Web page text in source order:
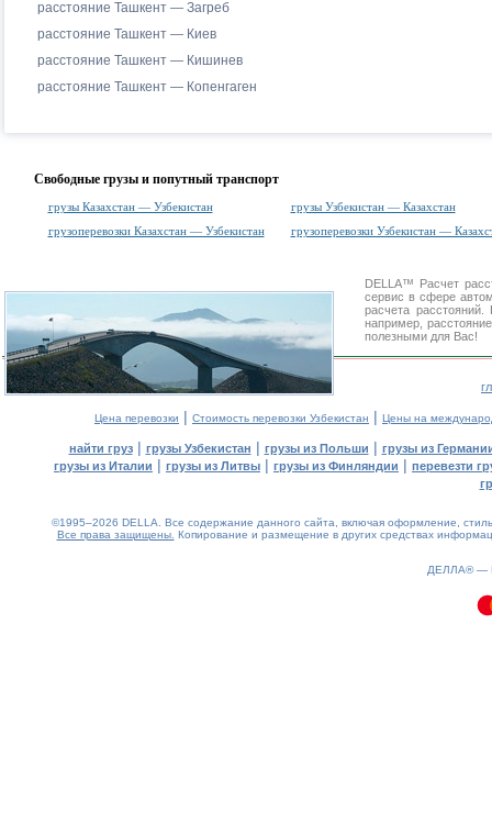
расстояние Ташкент — Загреб
расстояние Ташкент — Киев
расстояние Ташкент — Кишинев
расстояние Ташкент — Копенгаген
Свободные грузы и попутный транспорт
грузы Казахстан — Узбекистан
грузы Узбекистан — Казахстан
грузоперевозки Казахстан — Узбекистан
грузоперевозки Узбекистан —
DELLA™ Расчет
сервис в сфере
расчета
например,
полезными для Вас!
Цена перевозки | Стоимость перевозки Узбекистан | Цены на
найти груз| грузы Узбекистан | грузы из Польши | грузы из
грузы из Италии | грузы из Литвы | грузы из Финляндии | перевезти
©1995–2026 DELLA. Все содержание данного сайта, включая оформление,
Все права защищены. Копирование и размещение в других средствах
ДЕЛЛА® —